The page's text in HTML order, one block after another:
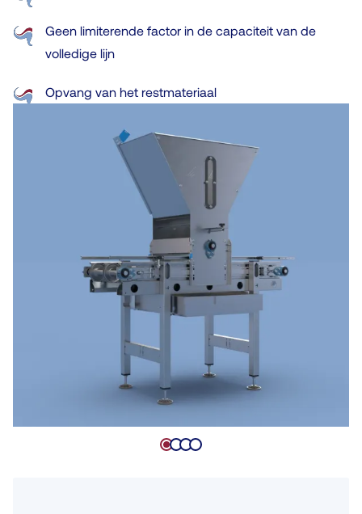
Geen limiterende factor in de capaciteit van de
volledige lijn
Opvang van het restmateriaal